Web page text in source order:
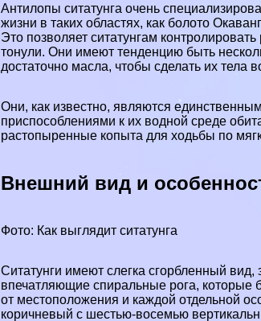
Антилопы ситатунга очень
жизни в таких областях, как болото
Это позволяет ситатунгам
тонули. Они имеют тенденцию быть
достаточно масла, чтобы сделать их тела
Они, как известно, являются
приспособлениями к их водной среде
растопыренные копыта для ходьбы по
Внешний вид и
Фото: Как выглядит ситатунга
Ситатунги имеют слегка сгорбленный
впечатляющие спиральные рога, которые
от местоположения и каждой отдельной
коричневый с шестью-восемью